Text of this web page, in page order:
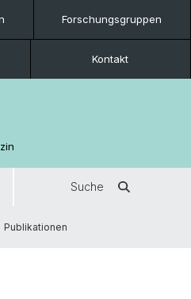
Forschungsgruppen
Kontakt
Suche
Publikationen